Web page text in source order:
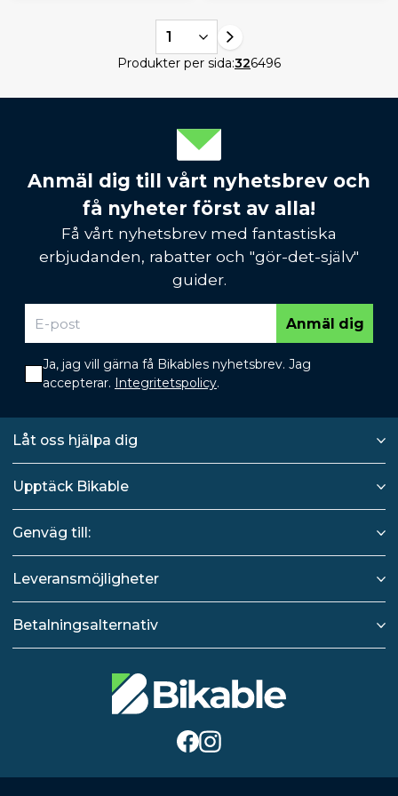
1
Produkter per sida:326496
Anmäl dig till vårt nyhetsbrev och
få nyheter först av alla!
Få vårt nyhetsbrev med fantastiska
erbjudanden, rabatter och "gör-det-själv"
guider.
Anmäl dig
Ja, jag vill gärna få Bikables nyhetsbrev. Jag
accepterar. Integritetspolicy.
Låt oss hjälpa dig
Upptäck Bikable
Genväg till:
Leveransmöjligheter
Betalningsalternativ